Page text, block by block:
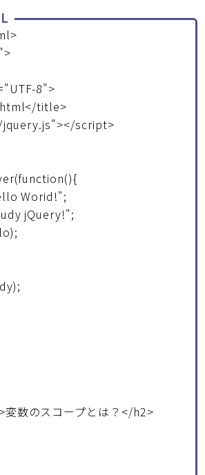
8">
title>
script>
Worid!";
jQuery!";
数のスコープとは？</h2>